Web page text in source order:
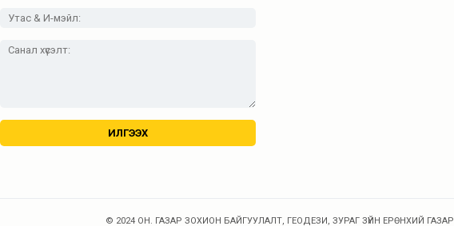
© 2024 ОН. ГАЗАР ЗОХИОН БАЙГУУЛАЛТ, ГЕОДЕЗИ, ЗУРАГ ЗҮЙН ЕРӨНХИЙ ГАЗАР